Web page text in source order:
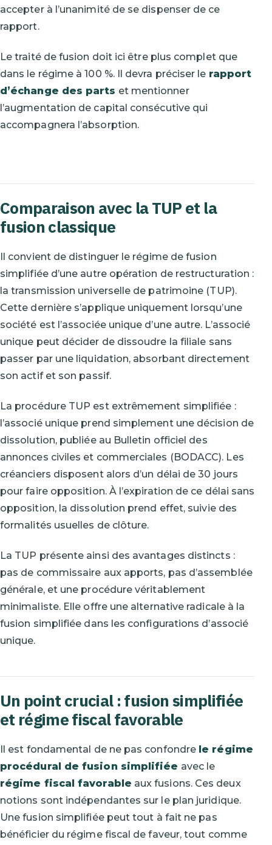
accepter à l’unanimité de se dispenser de ce
rapport.
Le traité de fusion doit ici être plus complet que
dans le régime à 100 %. Il devra préciser le rapport
d’échange des parts et mentionner
l’augmentation de capital consécutive qui
accompagnera l’absorption.
Comparaison avec la TUP et la
fusion classique
Il convient de distinguer le régime de fusion
simplifiée d’une autre opération de restructuration :
la transmission universelle de patrimoine (TUP).
Cette dernière s’applique uniquement lorsqu’une
société est l’associée unique d’une autre. L’associé
unique peut décider de dissoudre la filiale sans
passer par une liquidation, absorbant directement
son actif et son passif.
La procédure TUP est extrêmement simplifiée :
l’associé unique prend simplement une décision de
dissolution, publiée au Bulletin officiel des
annonces civiles et commerciales (BODACC). Les
créanciers disposent alors d’un délai de 30 jours
pour faire opposition. À l’expiration de ce délai sans
opposition, la dissolution prend effet, suivie des
formalités usuelles de clôture.
La TUP présente ainsi des avantages distincts :
pas de commissaire aux apports, pas d’assemblée
générale, et une procédure véritablement
minimaliste. Elle offre une alternative radicale à la
fusion simplifiée dans les configurations d’associé
unique.
Un point crucial : fusion simplifiée
et régime fiscal favorable
Il est fondamental de ne pas confondre le régime
procédural de fusion simplifiée avec le
régime fiscal favorable aux fusions. Ces deux
notions sont indépendantes sur le plan juridique.
Une fusion simplifiée peut tout à fait ne pas
bénéficier du régime fiscal de faveur, tout comme